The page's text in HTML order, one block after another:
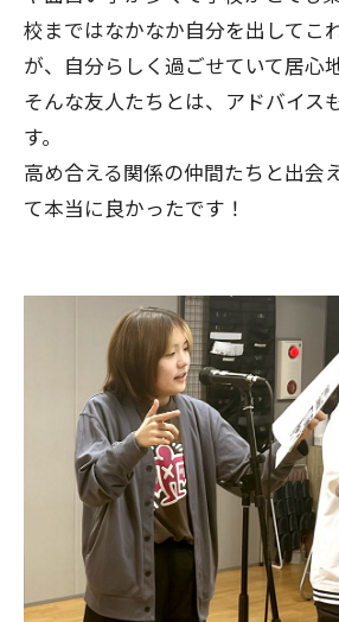
校まではなかなか自分を出してこ
が、自分らしく過ごせていて居心
そんな友人たちとは、アドバイス
す。
高め合える関係の仲間たちと出会
て本当に良かったです！